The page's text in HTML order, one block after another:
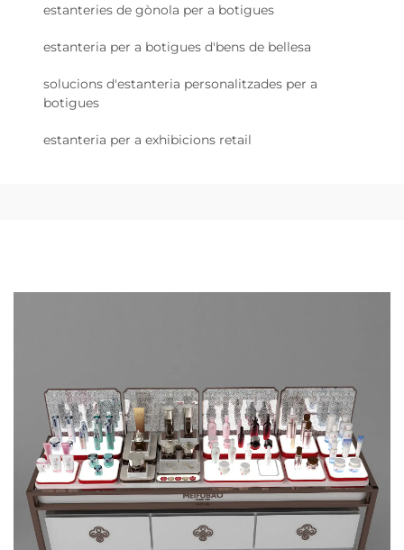
estanteries de gònola per a botigues
estanteria per a botigues d'bens de bellesa
solucions d'estanteria personalitzades per a
botigues
estanteria per a exhibicions retail